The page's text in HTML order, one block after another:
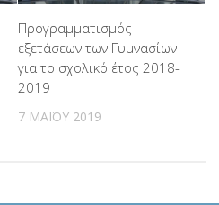
Προγραμματισμός
εξετάσεων των Γυμνασίων
για το σχολικό έτος 2018-
2019
7 ΜΑΪ́ΟΥ 2019